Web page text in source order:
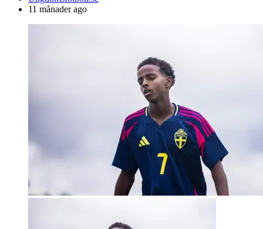
by
11 månader ago